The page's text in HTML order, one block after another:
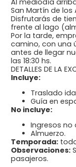
San Martín de los
Disfrutarás de
frente al lago
Por la tarde,
camino, con una
antes de llegar
las 18:30 hs.
DETALLES DE LA
Incluye:
Traslado
Guía en
No incluye:
Ingresos no
Almuerzo.
Temporada:
Observaciones:
pasajeros.